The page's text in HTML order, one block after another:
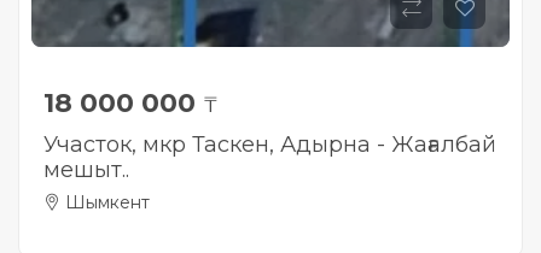
18 000 000 ₸
Участок, мкр Таскен, Адырна - Жағалбай
мешыт..
Шымкент